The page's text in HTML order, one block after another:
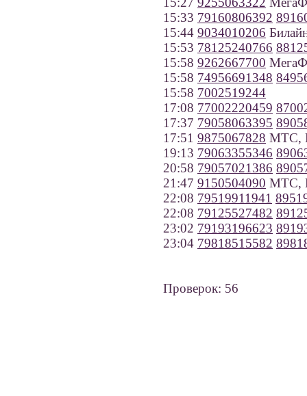
15:33 79160806392
15:44 9034010206
15:53 78125240766
15:58 9262667700
15:58 74956691348
15:58 7002519244
17:08 77002220459
17:37 79058063395
17:51 9875067828 МТС,
19:13 79063355346
20:58 79057021386
21:47 9150504090 МТС,
22:08 79519911941
22:08 79125527482
23:02 79193196623
23:04 79818515582
Проверок: 56